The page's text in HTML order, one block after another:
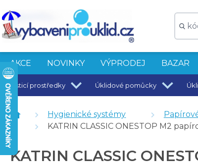
AKCE NOVINKY VÝPRODEJ BAZAR
Čisticí prostředky Úklidové pomůcky
KATRIN Zásobník papírových ručníků ZZ
vybaveniprouklid.cz Zásobník na papírové
Harmony Professional Papírové ručníky ZZ,
Hygienické systémy
KATRIN CLASSIC ONESTOP M2
KATRIN CLASSIC